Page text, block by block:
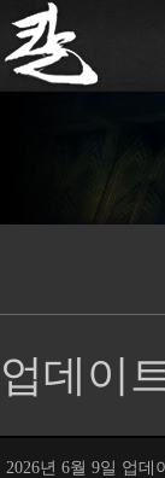
업데이
2026년 6월 9일 업데